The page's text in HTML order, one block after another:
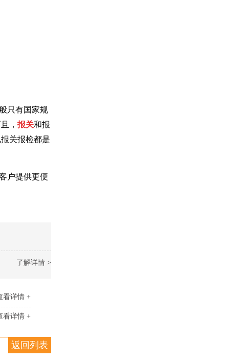
只有国家规
， 报关和报
关报检都是
户提供更便
了解详情 >
看详情 +
看详情 +
返回列表